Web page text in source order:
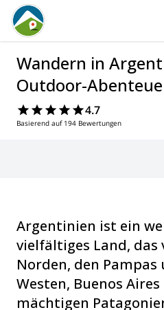
Wandern in
Outdoor-
4.7
Basierend auf 194 Bewertungen
Argentinien ist ein
vielfältiges Land, das
Norden, den
Westen, Buenos
mächtigen